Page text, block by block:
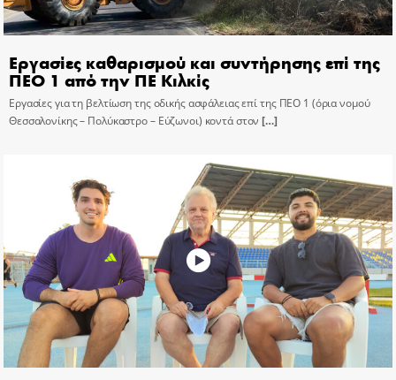
Εργασίες καθαρισμού και συντήρησης επί της
ΠΕΟ 1 από την ΠΕ Κιλκίς
Εργασίες για τη βελτίωση της οδικής ασφάλειας επί της ΠΕΟ 1 (όρια νομού
Θεσσαλονίκης – Πολύκαστρο – Εύζωνοι) κοντά στον […]